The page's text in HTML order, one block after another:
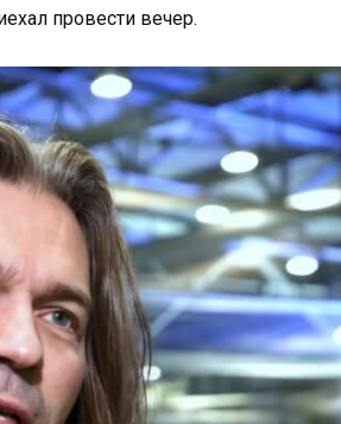
провести вечер.